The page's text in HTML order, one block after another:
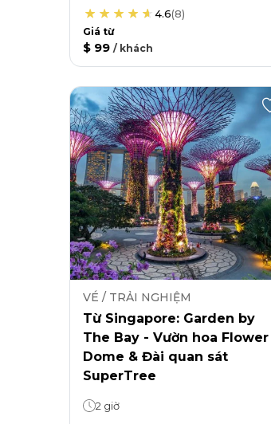
4.6(8)
Giá từ
$ 99 / khách
VÉ / TRẢI NGHIỆM
Từ Singapore: Garden by
The Bay - Vườn hoa Flower
Dome & Đài quan sát
SuperTree
2 giờ